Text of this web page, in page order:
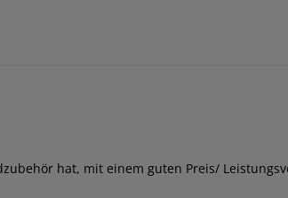
hat, mit einem guten Preis/